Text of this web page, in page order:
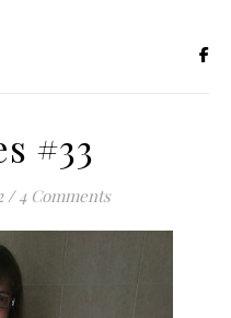
#33
/ 4 Comments